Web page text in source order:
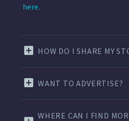
here.
HOW DO I SHARE MY
WANT TO ADVERTISE?
WHERE CAN I FIND